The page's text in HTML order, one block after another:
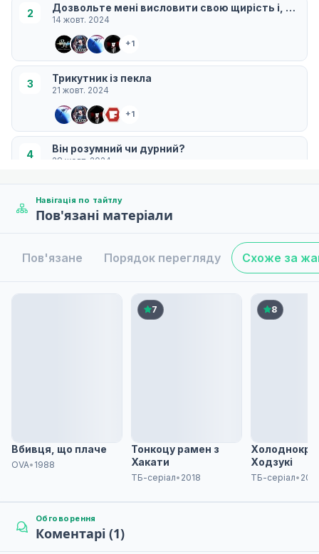
2 Дозвольте мені висловити свою щирість і,
14 жовт. 2024
+1
3 Трикутник із пекла
21 жовт. 2024
+1
4 Він розумний чи дурний?
28 жовт. 2024
Принцеса Цубакі
Навігація по тайтлу
Пов'язані матеріали
Пов'язане Порядок перегляду Схоже за
Вбивця, що плаче
OVA• 1988
7
Тонкоцу рамен з
Хакати
ТБ-серіал• 2018
8
Ходзукі
ТБ-серіал•
Обговорення
Коментарі (1)